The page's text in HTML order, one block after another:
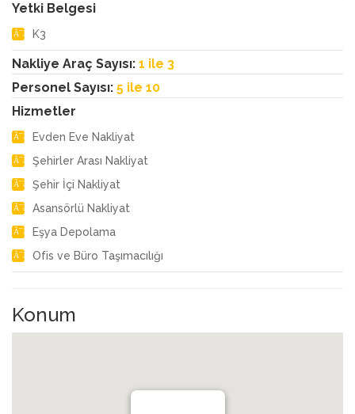
Yetki Belgesi
K3
Nakliye Araç Sayısı: 1 ile 3
Personel Sayısı: 5 ile 10
Hizmetler
Evden Eve Nakliyat
Şehirler Arası Nakliyat
Şehir İçi Nakliyat
Asansörlü Nakliyat
Eşya Depolama
Ofis ve Büro Taşımacılığı
Konum